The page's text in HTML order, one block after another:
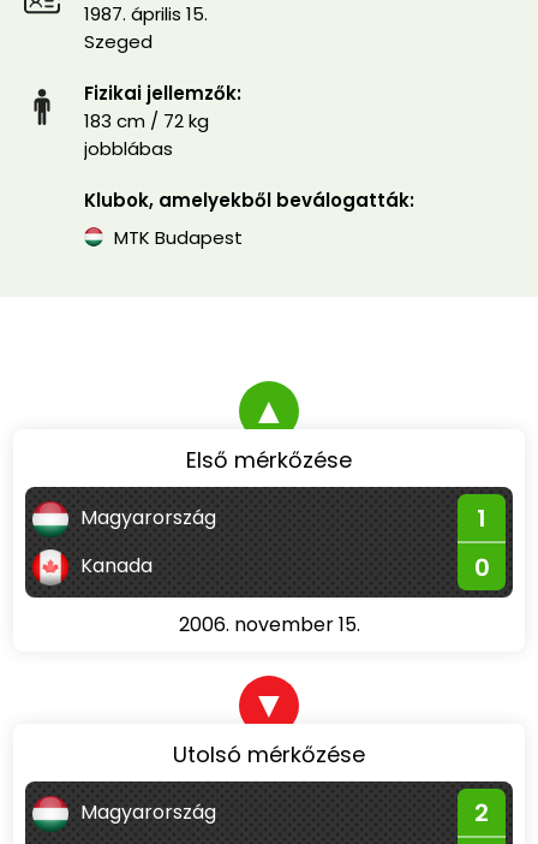
1987. április 15.
Szeged
Fizikai jellemzők:
183 cm / 72 kg
jobblábas
Klubok, amelyekből beválogatták:
MTK Budapest
▲
Első mérkőzése
Magyarország 1
Kanada 0
2006. november 15.
▼
Utolsó mérkőzése
Magyarország 2